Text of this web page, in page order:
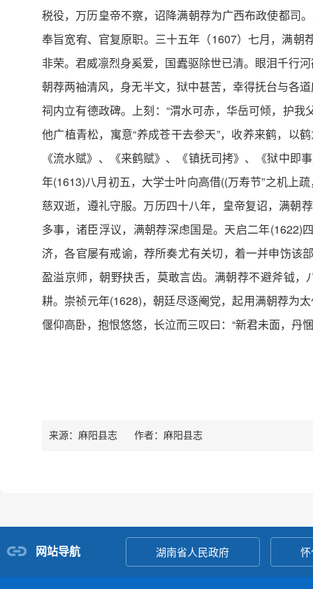
税役，万历皇帝不察，诏降满朝荐为广西布政使都司
奉旨宽宥、官复原职。三十五年（1607）七月，满朝
非荣。君威凛烈身奚爱，国蠹驱除世已清。眼泪千行
朝荐两袖清风，身无半文，狱中甚苦，幸得抚台与各
祠内立有德政碑。上刻：“渭水可赤，华岳可倾，护
他广植青松，寓意“养成苍干去参天”，收养来鹤，以
《流水赋》、《来鹤赋》、《镇抚司拷》、《狱中
年(1613)八月初五，大学士叶向高借((万寿节”之机上
慈双逝，遵礼守服。万历四十八年，皇帝复诏，满朝
多事，诸臣浮议，满朝荐深虑国是。天启二年(1622)
济，各官屡有戒谕，荐所奏尤有关切，着一并申饬该
盈溢京师，朝野抉舌，莫敢言齿。满朝荐不避斧钺
耕。崇祯元年(1628)，朝廷尽逐阉党，起用满朝荐为
偃仰高卧，抱恨悠悠，长泣而三叹曰：“新君未面，
来源：麻阳县志 作者： 麻阳县志
网站导航 湖南省人民政府